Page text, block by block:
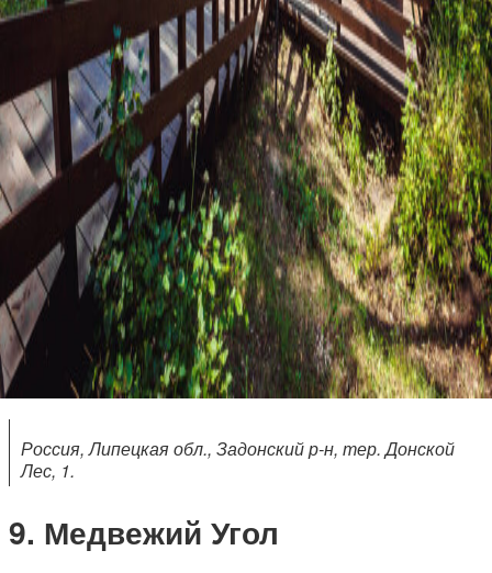
Россия, Липецкая обл., Задонский р-н, тер. Донской
Лес, 1.
Медвежий Угол